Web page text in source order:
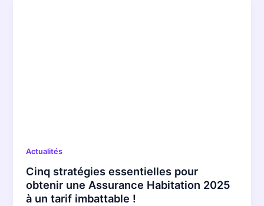
Actualités
Cinq stratégies essentielles pour
obtenir une Assurance Habitation 2025
à un tarif imbattable !